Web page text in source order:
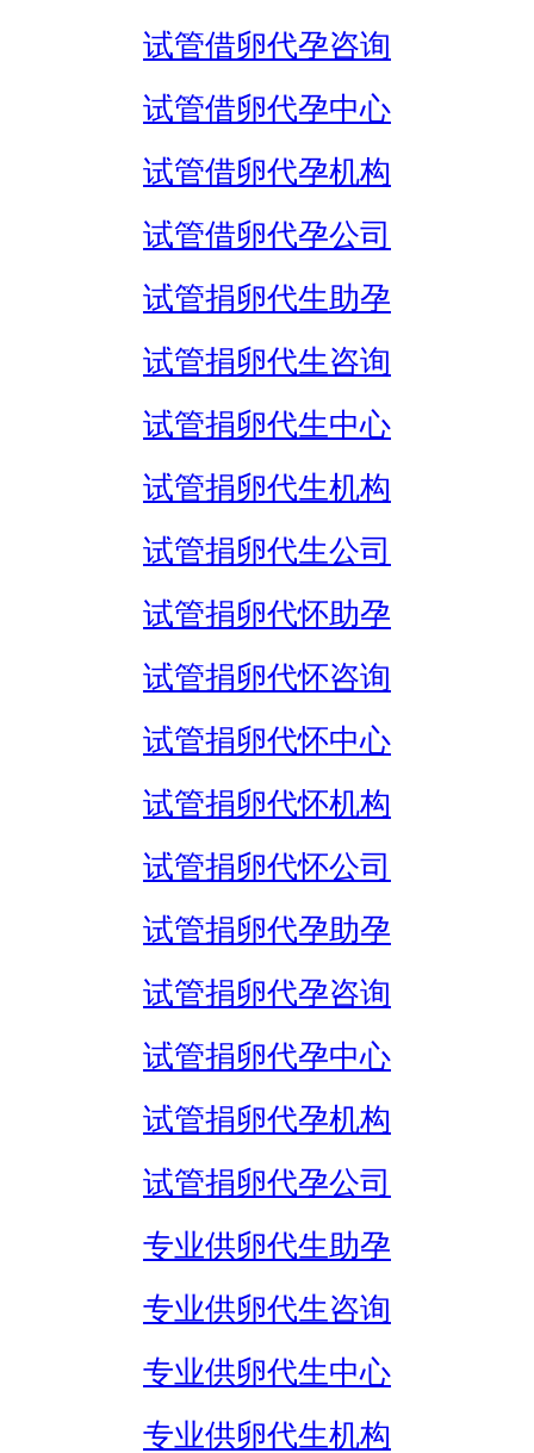
试管借卵代孕咨询
试管借卵代孕中心
试管借卵代孕机构
试管借卵代孕公司
试管捐卵代生助孕
试管捐卵代生咨询
试管捐卵代生中心
试管捐卵代生机构
试管捐卵代生公司
试管捐卵代怀助孕
试管捐卵代怀咨询
试管捐卵代怀中心
试管捐卵代怀机构
试管捐卵代怀公司
试管捐卵代孕助孕
试管捐卵代孕咨询
试管捐卵代孕中心
试管捐卵代孕机构
试管捐卵代孕公司
专业供卵代生助孕
专业供卵代生咨询
专业供卵代生中心
专业供卵代生机构